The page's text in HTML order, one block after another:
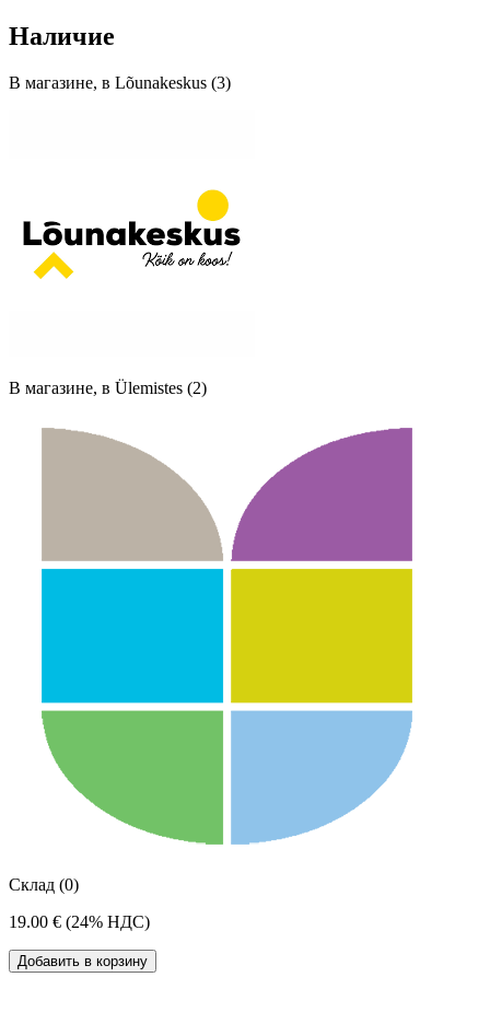
Наличие
В магазине, в Lõunakeskus (3)
В магазине, в Ülemistes (2)
Склад (0)
19.00 € (24% НДС)
Добавить в корзину